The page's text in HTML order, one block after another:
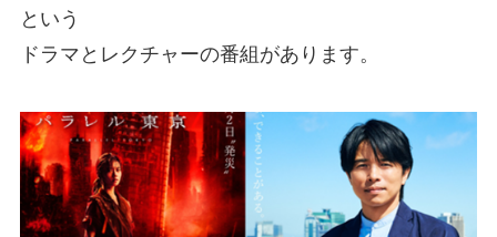
という
ドラマとレクチャーの番組があります。